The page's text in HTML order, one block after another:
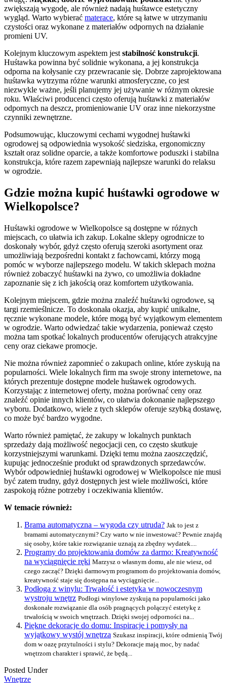
zwiększają wygodę, ale również nadają huśtawce estetyczny
wygląd. Warto wybierać materace, które są łatwe w utrzymaniu
czystości oraz wykonane z materiałów odpornych na działanie
promieni UV.
Kolejnym kluczowym aspektem jeststabilność konstrukcji.
Huśtawka powinna być solidnie wykonana, a jej konstrukcja
odporna na kołysanie czy przewracanie się. Dobrze zaprojektowana
huśtawka wytrzyma różne warunki atmosferyczne, co jest
niezwykle ważne, jeśli planujemy jej używanie w różnym okresie
roku. Właściwi producenci często oferują huśtawki z materiałów
odpornych na deszcz, promieniowanie UV oraz inne niekorzystne
czynniki zewnętrzne.
Podsumowując, kluczowymi cechami wygodnej huśtawki
ogrodowej są odpowiednia wysokość siedziska, ergonomiczny
kształt oraz solidne oparcie, a także komfortowe poduszki i stabilna
konstrukcja, które razem zapewniają najlepsze warunki do relaksu
w ogrodzie.
Gdzie można kupić huśtawki ogrodowe w
Wielkopolsce?
Huśtawki ogrodowe w Wielkopolsce są dostępne w różnych
miejscach, co ułatwia ich zakup. Lokalne sklepy ogrodnicze to
doskonały wybór, gdyż często oferują szeroki asortyment oraz
umożliwiają bezpośredni kontakt z fachowcami, którzy mogą
pomóc w wyborze najlepszego modelu. W takich sklepach można
również zobaczyć huśtawki na żywo, co umożliwia dokładne
zapoznanie się z ich jakością oraz komfortem użytkowania.
Kolejnym miejscem, gdzie można znaleźć huśtawki ogrodowe, są
targi rzemieślnicze. To doskonała okazja, aby kupić unikalne,
ręcznie wykonane modele, które mogą być wyjątkowym elementem
w ogrodzie. Warto odwiedzać takie wydarzenia, ponieważ często
można tam spotkać lokalnych producentów oferujących atrakcyjne
ceny oraz ciekawe promocje.
Nie można również zapomnieć o zakupach online, które zyskują na
popularności. Wiele lokalnych firm ma swoje strony internetowe, na
których prezentuje dostępne modele huśtawek ogrodowych.
Korzystając z internetowej oferty, można porównać ceny oraz
znaleźć opinie innych klientów, co ułatwia dokonanie najlepszego
wyboru. Dodatkowo, wiele z tych sklepów oferuje szybką dostawę,
co może być bardzo wygodne.
Warto również pamiętać, że zakupy w lokalnych punktach
sprzedaży dają możliwość negocjacji cen, co często skutkuje
korzystniejszymi warunkami. Dzięki temu można zaoszczędzić,
kupując jednocześnie produkt od sprawdzonych sprzedawców.
Wybór odpowiedniej huśtawki ogrodowej w Wielkopolsce nie musi
być zatem trudny, gdyż dostępnych jest wiele możliwości, które
zaspokoją różne potrzeby i oczekiwania klientów.
W temacie również:
Brama automatyczna – wygoda czy utruda? Jak to jest z
bramami automatycznymi? Czy warto w nie inwestować? Pewnie znajdą
się osoby, które takie rozwiązanie uznają za zbędny wydatek....
Programy do projektowania domów za darmo: Kreatywność
na wyciągnięcie ręki Marzysz o własnym domu, ale nie wiesz, od
czego zacząć? Dzięki darmowym programom do projektowania domów,
kreatywność staje się dostępna na wyciągnięcie...
Podłoga z winylu: Trwałość i estetyka w nowoczesnym
wystroju wnętrz Podłogi winylowe zyskują na popularności jako
doskonałe rozwiązanie dla osób pragnących połączyć estetykę z
trwałością w swoich wnętrzach. Dzięki swojej odporności na...
Piękne dekoracje do domu: Inspiracje i pomysły na
wyjątkowy wystój wnętrza Szukasz inspiracji, które odmienią Twój
dom w oazę przytulności i stylu? Dekoracje mają moc, by nadać
wnętrzom charakter i sprawić, że będą...
Posted Under
Wnętrze